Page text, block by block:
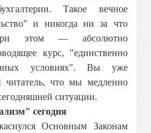
Такое вечное
и никогда ни за что
этом — абсолютно
курс, "единственно
условиях". Вы уже
читатель, что мы медленно
ситуации.
сегодня
Основным Законам